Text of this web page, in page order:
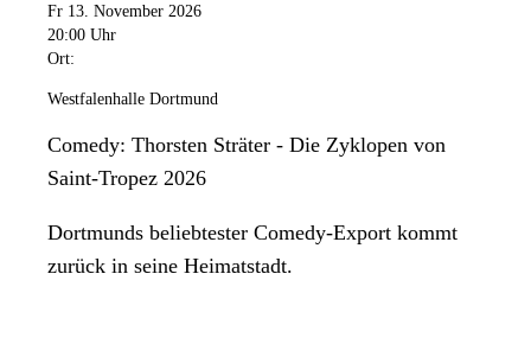
Fr 13. November 2026
20:00 Uhr
Ort:
Westfalenhalle Dortmund
Comedy: Thorsten Sträter - Die Zyklopen von
Saint-Tropez 2026
Dortmunds beliebtester Comedy-Export kommt
zurück in seine Heimatstadt.